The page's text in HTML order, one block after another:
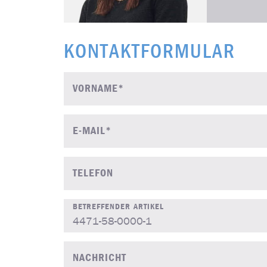
KONTAKTFORMULAR
VORNAME*
E-MAIL*
TELEFON
BETREFFENDER ARTIKEL
NACHRICHT